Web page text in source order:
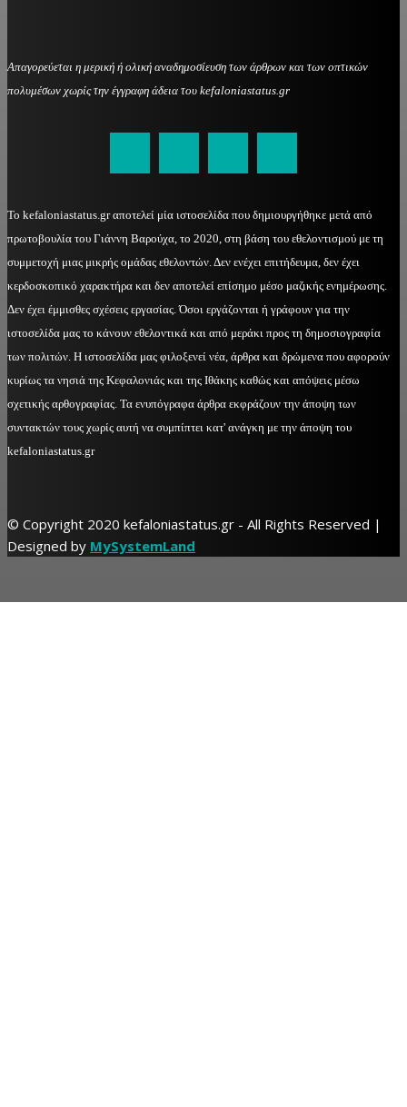
Απαγορεύεται η μερική ή ολική αναδημοσίευση των άρθρων και των οπτικών
πολυμέσων χωρίς την έγγραφη άδεια του kefaloniastatus.gr
Το kefaloniastatus.gr αποτελεί μία ιστοσελίδα που δημιουργήθηκε μετά από
πρωτοβουλία του Γιάννη Βαρούχα, το 2020, στη βάση του εθελοντισμού με τη
συμμετοχή μιας μικρής ομάδας εθελοντών. Δεν ενέχει επιτήδευμα, δεν έχει
κερδοσκοπικό χαρακτήρα και δεν αποτελεί επίσημο μέσο μαζικής ενημέρωσης.
Δεν έχει έμμισθες σχέσεις εργασίας. Όσοι εργάζονται ή γράφουν για την
ιστοσελίδα μας το κάνουν εθελοντικά και από μεράκι προς τη δημοσιογραφία
των πολιτών. Η ιστοσελίδα μας φιλοξενεί νέα, άρθρα και δρώμενα που αφορούν
κυρίως τα νησιά της Κεφαλονιάς και της Ιθάκης καθώς και απόψεις μέσω
σχετικής αρθογραφίας. Τα ενυπόγραφα άρθρα εκφράζουν την άποψη των
συντακτών τους χωρίς αυτή να συμπίπτει κατ' ανάγκη με την άποψη του
kefaloniastatus.gr
© Copyright 2020 kefaloniastatus.gr - All Rights Reserved |
Designed by MySystemLand